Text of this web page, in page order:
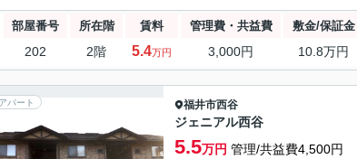
部屋番号 所在階 賃料 管理費・共益費 敷金/保証金
202 2階 5.4万円 3,000円 10.8万円
アパート 福井市西谷
ジェニアル西谷
5.5万円 管理/共益費4,500円